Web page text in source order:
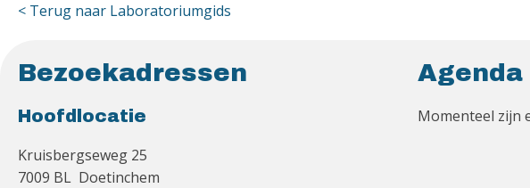
< Terug naar Laboratoriumgids
Bezoekadressen
Hoofdlocatie
Kruisbergseweg 25
7009 BL Doetinchem
Agenda
Momenteel zijn